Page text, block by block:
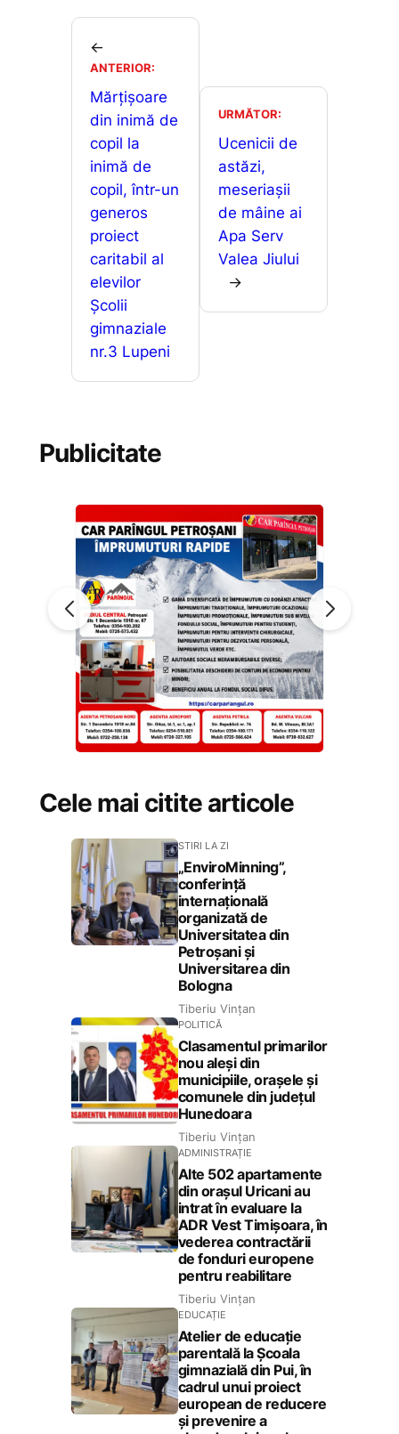
e
o
o
k
l
p
g
er
ta
a
z
ă
←
ANTERIOR:
Mărțișoare
din inimă de
copil la
inimă de
copil, într-un
generos
proiect
caritabil al
elevilor
Școlii
gimnaziale
nr.3 Lupeni
URMĂTOR:
Ucenicii de
astăzi,
meseriașii
de mâine ai
Apa Serv
Valea Jiului
→
Publicitate
Cele mai citite articole
STIRI LA ZI
„EnviroMinning”,
conferință
internațională
organizată de
Universitatea din
Petroșani și
Universitarea din
Bologna
Tiberiu Vințan
POLITICĂ
Clasamentul primarilor
nou aleși din
municipiile, orașele și
comunele din județul
Hunedoara
Tiberiu Vințan
ADMINISTRAȚIE
Alte 502 apartamente
din orașul Uricani au
intrat în evaluare la
ADR Vest Timișoara, în
vederea contractării
de fonduri europene
pentru reabilitare
Tiberiu Vințan
EDUCAȚIE
Atelier de educație
parentală la Școala
gimnazială din Pui, în
cadrul unui proiect
european de reducere
și prevenire a